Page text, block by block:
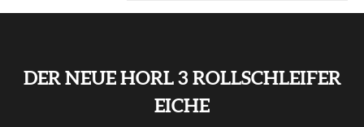
DER NEUE HORL 3 ROLLSCHLEIFER
EICHE